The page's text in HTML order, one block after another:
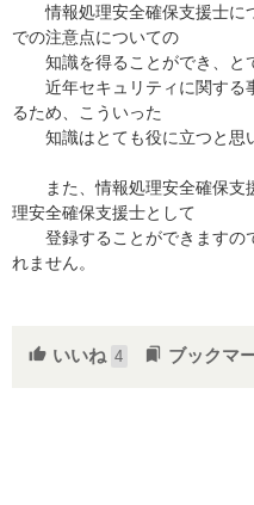
情報処理安全確保支援士に
での注意点についての
知識を得ることができ、とて
近年セキュリティに関する
るため、こういった
知識はとても役に立つと思
また、情報処理安全確保支
理安全確保支援士として
登録することができますの
れません。
thumb_up いいね 4 bookmarks ブックマ